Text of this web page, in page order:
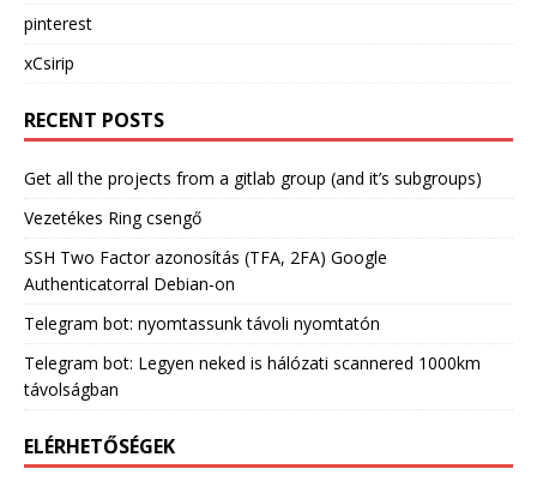
pinterest
xCsirip
RECENT POSTS
Get all the projects from a gitlab group (and it’s subgroups)
Vezetékes Ring csengő
SSH Two Factor azonosítás (TFA, 2FA) Google
Authenticatorral Debian-on
Telegram bot: nyomtassunk távoli nyomtatón
Telegram bot: Legyen neked is hálózati scannered 1000km
távolságban
ELÉRHETŐSÉGEK